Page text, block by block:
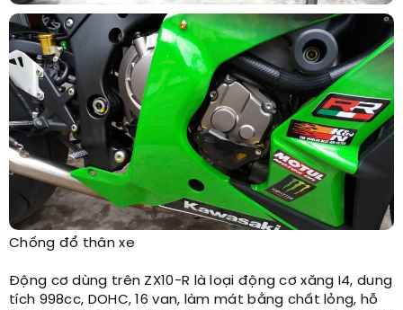
Chống đổ thân xe
Động cơ dùng trên ZX10-R là loại động cơ xăng I4, dung
tích 998cc, DOHC, 16 van, làm mát bằng chất lỏng, hỗ